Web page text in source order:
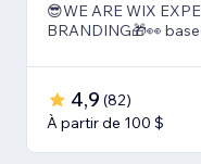
😎WE ARE WIX EXPERTS 👍
BRANDING🎁👀
4,9 (82)
À partir de 100 $